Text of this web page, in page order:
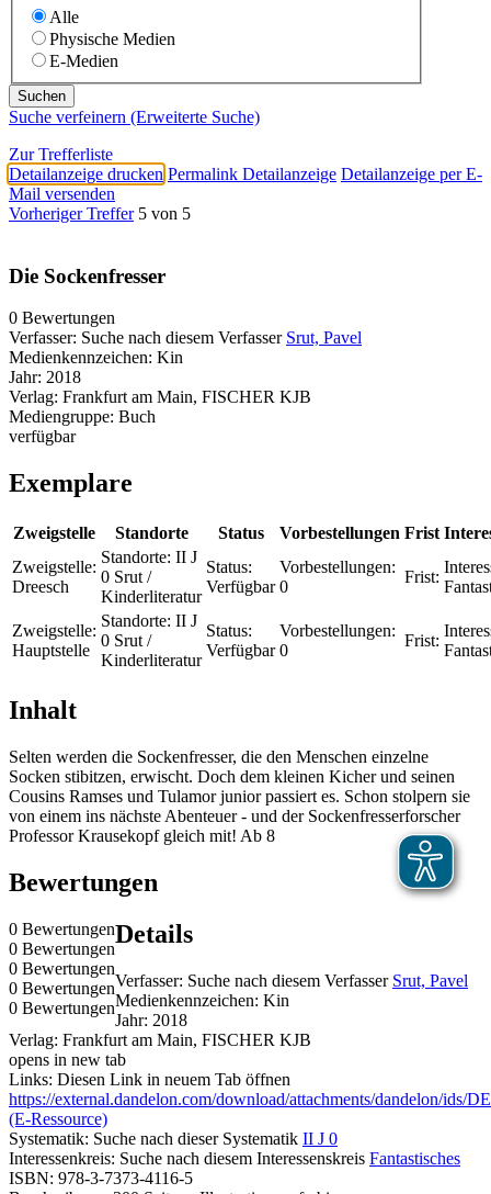
Alle
Physische Medien
E-Medien
Suche verfeinern (Erweiterte Suche)
Zur Trefferliste
Detailanzeige drucken Permalink Detailanzeige Detailanzeige per E-
Mail versenden
Vorheriger Treffer 5 von 5
Die Sockenfresser
0 Bewertungen
Verfasser: Suche nach diesem Verfasser Srut, Pavel
Medienkennzeichen: Kin
Jahr: 2018
Verlag: Frankfurt am Main, FISCHER KJB
Mediengruppe: Buch
verfügbar
Exemplare
Zweigstelle Standorte Status Vorbestellungen Frist
Zweigstelle:
Dreesch
Standorte: II J
0 Srut /
Kinderliteratur
Status:
Verfügbar
Vorbestellungen:
0
Frist:
Zweigstelle:
Hauptstelle
Standorte: II J
0 Srut /
Kinderliteratur
Status:
Verfügbar
Vorbestellungen:
0
Frist:
Inhalt
Selten werden die Sockenfresser, die den Menschen einzelne
Socken stibitzen, erwischt. Doch dem kleinen Kicher und seinen
Cousins Ramses und Tulamor junior passiert es. Schon stolpern sie
von einem ins nächste Abenteuer - und der Sockenfresserforscher
Professor Krausekopf gleich mit! Ab 8
Bewertungen
0 Bewertungen
0 Bewertungen
0 Bewertungen
0 Bewertungen
0 Bewertungen
Details
Verfasser: Suche nach diesem Verfasser Srut, Pavel
Medienkennzeichen: Kin
Jahr: 2018
Verlag: Frankfurt am Main, FISCHER KJB
opens in new tab
Links: Diesen Link in neuem Tab öffnen
https://external.dandelon.com/download/attachments/dandelon/ids/
(E-Ressource)
Systematik: Suche nach dieser Systematik II J 0
Interessenkreis: Suche nach diesem Interessenskreis Fantastisches
ISBN: 978-3-7373-4116-5